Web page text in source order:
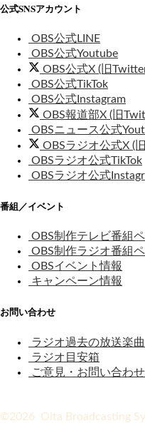
公式SNSアカウント
OBS公式LINE
OBS公式Youtube
OBS公式X (旧
OBS公式TikTok
OBS公式Instagram
OBS報道部X (旧
OBSニュース公式
OBSラジオ公式X (
OBSラジオ公式TikTok
OBSラジオ公式
番組／イベント
OBS制作テレビ番組
OBS制作ラジオ番組
OBSイベント情報
キャンペーン情報
お問い合わせ
ラジオ過去の放送楽曲
ラジオ目安箱
ご意見・お問い合わせ
©2026 Oita Broadcasting